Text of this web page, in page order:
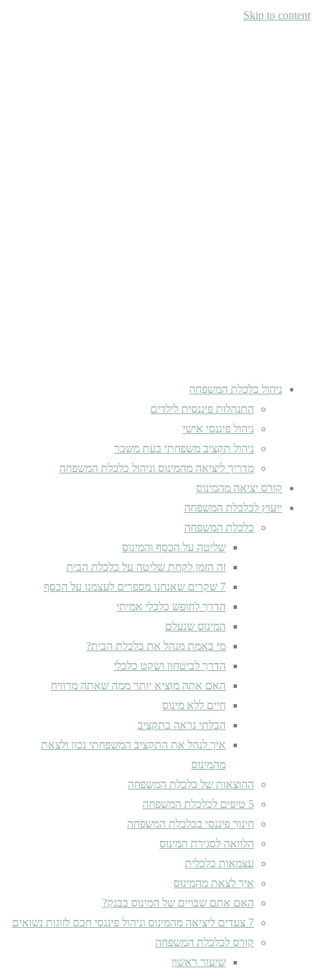
Skip to content
ניהול כלכלת המשפחה
התנהלות פיננסית לילדים
ניהול פיננסי אישי
ניהול תקציב משפחתי בעת משבר
מדריך ליציאה מהמינוס וניהול כלכלת המשפחה
קורס יציאה מהמינוס
ייעוץ לכלכלת המשפחה
כלכלת המשפחה
שליטה על הכסף והמינוס
זה הזמן לקחת שליטה על כלכלת הבית
7 שקרים שאנחנו מספרים לעצמנו על הכסף
הדרך לחופש כלכלי אמיתי
המינוס שנעלם
מי באמת מנהל את כלכלת הבית?
הדרך לביטחון ושקט כלכלי
האם אתה מוציא יותר ממה שאתה מרוויח
חיים ללא מינוס
הבלתי נראה בתקציב
איך לנהל את התקציב המשפחתי נכון ולצאת
מהמינוס
ההוצאות של כלכלת המשפחה
5 טיפים לכלכלת המשפחה
חינוך פיננסי בכלכלת המשפחה
הלוואה לסגירת המינוס
עצמאות כלכלית
איך לצאת מהמינוס
האם אתם שבויים של המינוס בבנק?
7 צעדים ליציאה מהמינוס וניהול פיננסי חכם לזוגות נשואים
קורס לכלכלת המשפחה
שיעור ראשון